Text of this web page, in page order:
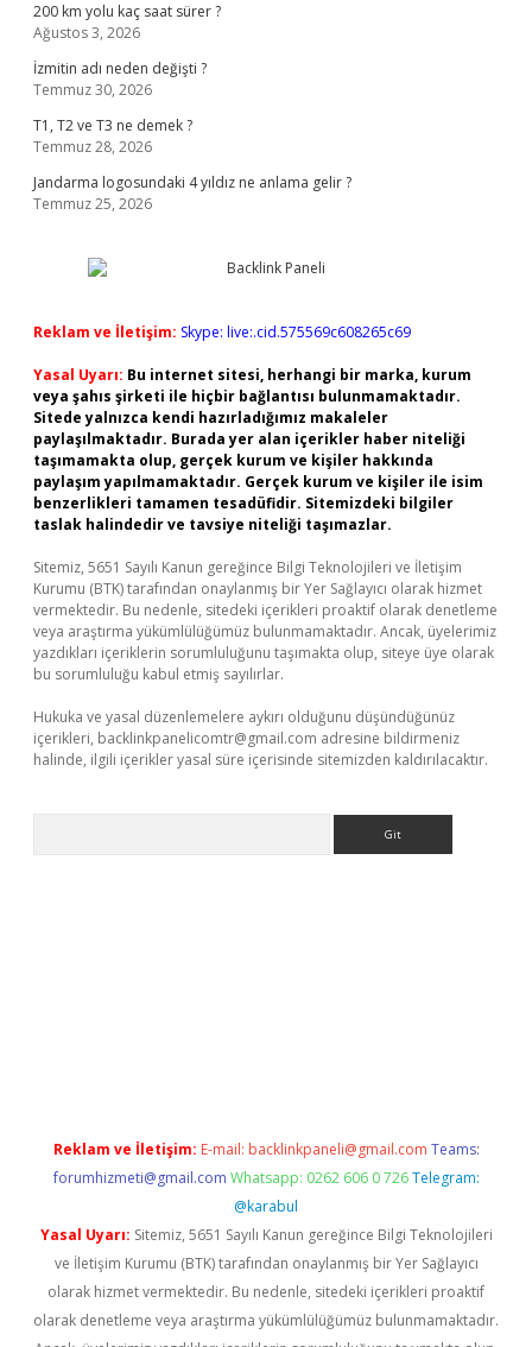
200 km yolu kaç saat sürer ?
Ağustos 3, 2026
İzmitin adı neden değişti ?
Temmuz 30, 2026
T1, T2 ve T3 ne demek ?
Temmuz 28, 2026
Jandarma logosundaki 4 yıldız ne anlama gelir ?
Temmuz 25, 2026
Reklam ve İletişim: Skype: live:.cid.575569c608265c69
Yasal Uyarı: Bu internet sitesi, herhangi bir marka, kurum
veya şahıs şirketi ile hiçbir bağlantısı bulunmamaktadır.
Sitede yalnızca kendi hazırladığımız makaleler
paylaşılmaktadır. Burada yer alan içerikler haber niteliği
taşımamakta olup, gerçek kurum ve kişiler hakkında
paylaşım yapılmamaktadır. Gerçek kurum ve kişiler ile isim
benzerlikleri tamamen tesadüfidir. Sitemizdeki bilgiler
taslak halindedir ve tavsiye niteliği taşımazlar.
Sitemiz, 5651 Sayılı Kanun gereğince Bilgi Teknolojileri ve İletişim
Kurumu (BTK) tarafından onaylanmış bir Yer Sağlayıcı olarak hizmet
vermektedir. Bu nedenle, sitedeki içerikleri proaktif olarak denetleme
veya araştırma yükümlülüğümüz bulunmamaktadır. Ancak, üyelerimiz
yazdıkları içeriklerin sorumluluğunu taşımakta olup, siteye üye olarak
bu sorumluluğu kabul etmiş sayılırlar.
Hukuka ve yasal düzenlemelere aykırı olduğunu düşündüğünüz
içerikleri, backlinkpanelicomtr@gmail.com adresine bildirmeniz
halinde, ilgili içerikler yasal süre içerisinde sitemizden kaldırılacaktır.
Reklam ve İletişim: E-mail: backlinkpaneli@gmail.com Teams:
forumhizmeti@gmail.com Whatsapp: 0262 606 0 726 Telegram:
@karabul
Yasal Uyarı: Sitemiz, 5651 Sayılı Kanun gereğince Bilgi Teknolojileri
ve İletişim Kurumu (BTK) tarafından onaylanmış bir Yer Sağlayıcı
olarak hizmet vermektedir. Bu nedenle, sitedeki içerikleri proaktif
olarak denetleme veya araştırma yükümlülüğümüz bulunmamaktadır.